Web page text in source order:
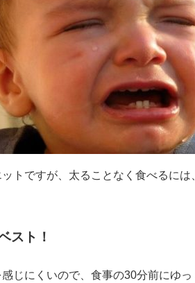
トですが、太ることなく食べるには
スト！
じにくいので、食事の30分前にゆっ